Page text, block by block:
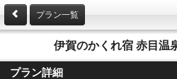
プラン一覧
伊賀のかくれ宿 赤目温
プラン詳細